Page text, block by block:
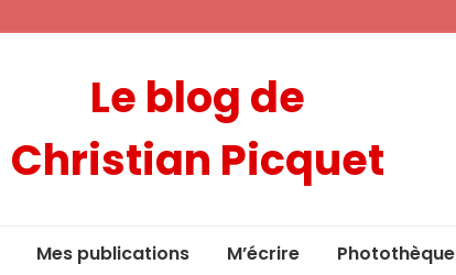
Le blog de
Christian Picquet
Mes publications M’écrire Photothèque